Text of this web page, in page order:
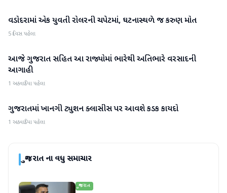
ગુજરાત
વડોદરામાં એક યુવતી રોલરની ચપેટમાં, ઘટનાસ્થળે જ કરુણ મોત
5 દિવસ પહેલા
ગુજરાત
આજે ગુજરાત સહિત આ રાજ્યોમાં ભારેથી અતિભારે વરસાદની
આગાહી
1 અઠવાડિયા પહેલા
ગુજરાત
ગુજરાતમાં ખાનગી ટ્યુશન ક્લાસીસ પર આવશે કડક કાયદો
1 અઠવાડિયા પહેલા
ગુજરાતના વધુ સમાચાર
ગુજરાત